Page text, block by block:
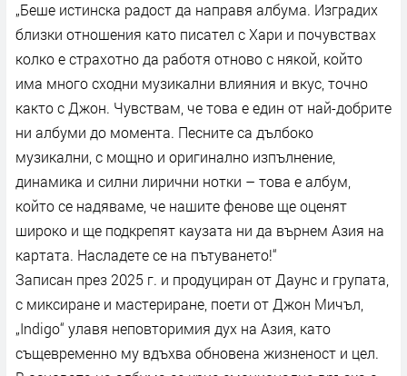
„Беше истинска радост да направя албума. Изградих
близки отношения като писател с Хари и почувствах
колко е страхотно да работя отново с някой, който
има много сходни музикални влияния и вкус, точно
както с Джон. Чувствам, че това е един от най-добрите
ни албуми до момента. Песните са дълбоко
музикални, с мощно и оригинално изпълнение,
динамика и силни лирични нотки – това е албум,
който се надяваме, че нашите фенове ще оценят
широко и ще подкрепят каузата ни да върнем Азия на
картата. Насладете се на пътуването!“
Записан през 2025 г. и продуциран от Даунс и групата,
с миксиране и мастериране, поети от Джон Мичъл,
„Indigo“ улавя неповторимия дух на Азия, като
същевременно му вдъхва обновена жизненост и цел.